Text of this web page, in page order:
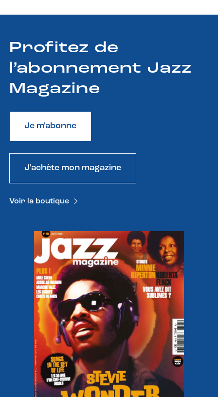
Profitez de
l’abonnement Jazz
Magazine
Je m'abonne
J'achète mon magazine
Voir la boutique